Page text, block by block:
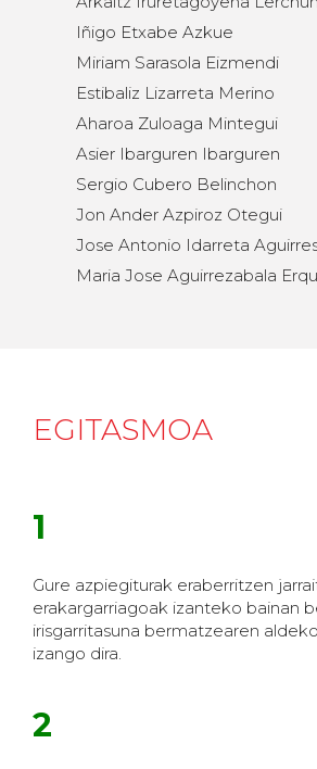
Iñigo Etxabe Azkue
Miriam Sarasola Eizmendi
Estibaliz Lizarreta Merino
Aharoa Zuloaga Mintegui
Asier Ibarguren Ibarguren
Sergio Cubero Belinchon
Jon Ander Azpiroz Otegui
Jose Antonio Idarreta
Maria Jose Aguirrezabala
EGITASMOA
1
Gure azpiegiturak eraberritzen
erakargarriagoak izanteko bainan
irisgarritasuna bermatzearen
izango dira.
2